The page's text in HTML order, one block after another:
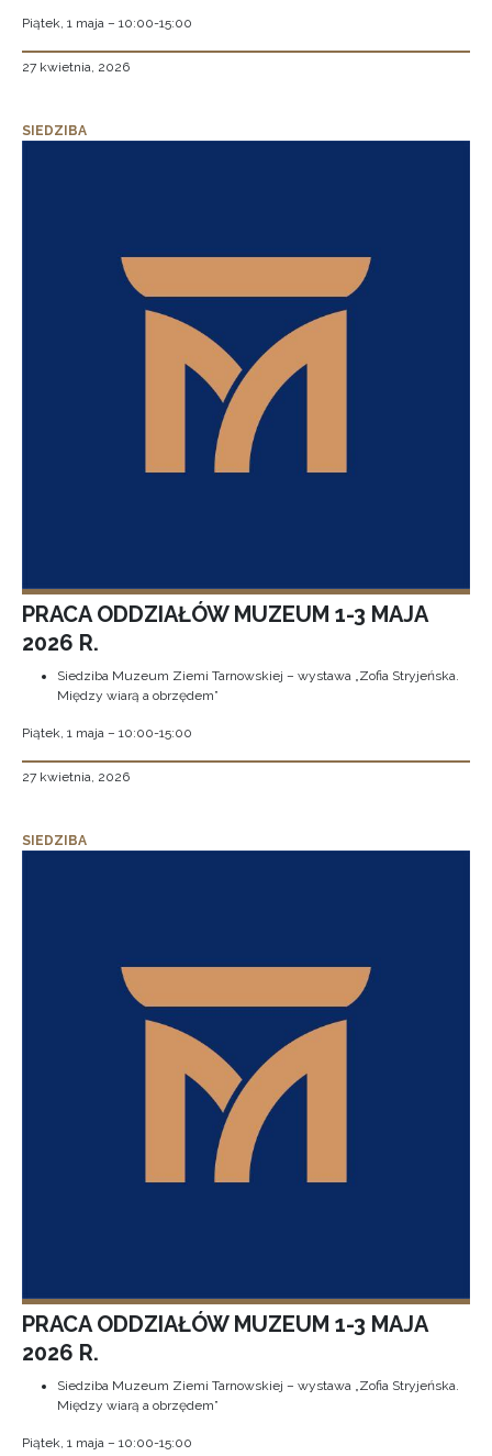
Piątek, 1 maja – 10:00-15:00
27 kwietnia, 2026
SIEDZIBA
PRACA ODDZIAŁÓW MUZEUM 1-3 MAJA
2026 R.
Siedziba Muzeum Ziemi Tarnowskiej – wystawa „Zofia Stryjeńska.
Między wiarą a obrzędem”
Piątek, 1 maja – 10:00-15:00
27 kwietnia, 2026
SIEDZIBA
PRACA ODDZIAŁÓW MUZEUM 1-3 MAJA
2026 R.
Siedziba Muzeum Ziemi Tarnowskiej – wystawa „Zofia Stryjeńska.
Między wiarą a obrzędem”
Piątek, 1 maja – 10:00-15:00